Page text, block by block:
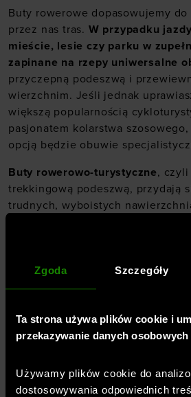
Zgoda Szczegóły
Ta strona używa plików cookie i
przekazywanie danych
Używamy plików cookie do
dostosowywania odpowiednich
Buty rowerowe dopasowujemy
przez nas tras. W przypadku
mieście, lesie czy parku w
zapinane na rzepy uniwersalne
przyczepną podeszwą i
wierzchnim. Jeśli jednak
większą popularnością
pasjonatem kolarstwa
opcją będzie obuwie
Buty rowerowo-turystyczne, czyli
trekkingową podeszwą, przydają
trudnych, wyboistych
ich możliwości w terenie nie
pedałowania, ale też podczas
szosowe, to najczęściej poleca
modele ze specjalnym systemem
aerodynamiczny kształt i ultra
buty rowerowe sprawdzają się
kolarstwa szosowego.
teżocieplacze na buty rowerowe